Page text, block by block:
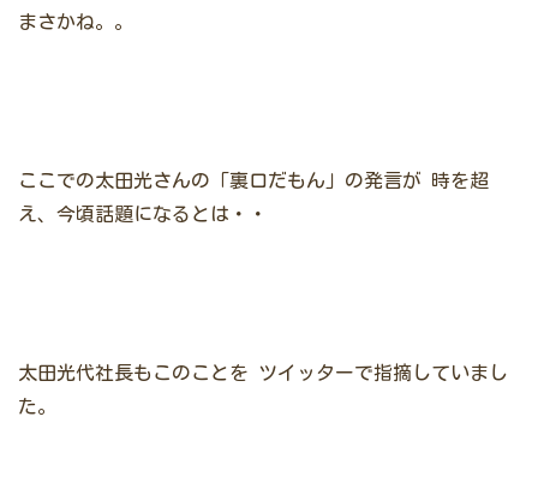
まさかね。。
ここでの太田光さんの「裏口だもん」の発言が 時を超
え、今頃話題になるとは・・
太田光代社長もこのことを ツイッターで指摘していまし
た。